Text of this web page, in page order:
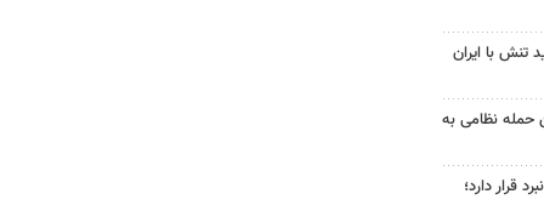
تنش با ایران
حمله نظامی به
قرار دارد؛